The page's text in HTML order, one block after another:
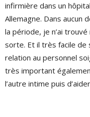
infirmière dans un
Allemagne. Dans aucun
la période, je n’ai
sorte. Et il très facile de
relation au personnel
très important
l’autre intime puis